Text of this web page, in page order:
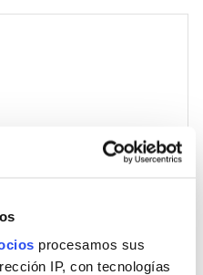
procesamos sus
IP, con tecnologías